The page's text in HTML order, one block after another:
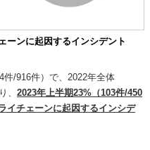
ーンに起因するインシデント
件/916件）で、2022年全体
、 2023年上半期23%（103件/450
イチェーンに起因するインシデ